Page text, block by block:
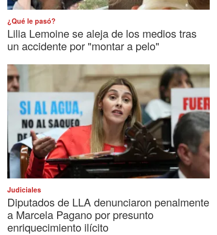
¿Qué le pasó?
Lilia Lemoine se aleja de los medios tras
un accidente por "montar a pelo"
Judiciales
Diputados de LLA denunciaron penalmente
a Marcela Pagano por presunto
enriquecimiento ilícito